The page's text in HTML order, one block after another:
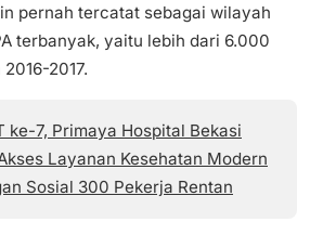
pernah tercatat sebagai wilayah
terbanyak, yaitu lebih dari 6.000
2017.
ke-7, Primaya Hospital Bekasi
Layanan Kesehatan Modern
Sosial 300 Pekerja Rentan